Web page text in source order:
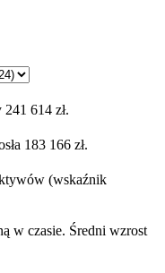
614 zł.
183 166 zł.
(wskaźnik
w czasie. Średni wzrost